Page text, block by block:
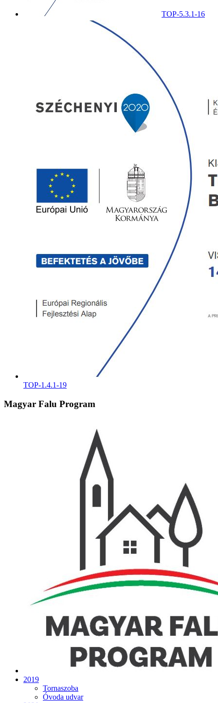
TOP-5.3.1-16
TOP-1.4.1-19
Magyar Falu Program
2019
Tornaszoba
Óvoda udvar